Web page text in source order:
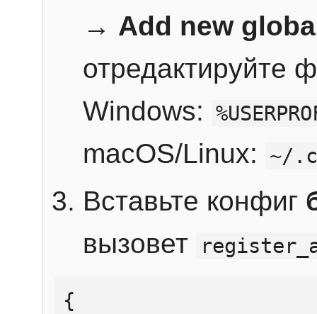
→ Add new
отредактируйте
Windows:
macOS/Linux: ~/
Вставьте конфиг
вызовет
{